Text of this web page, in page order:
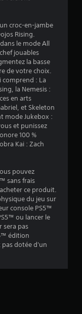
a
l
u
a
t
o
n
s
croc-en-jambe
Rising.
le mode All
jouables
la basse
de votre choix.
comprend : La
la Nemesis :
en arts
et Skeleton
mode Jukebox :
et punissez
100 %
Kai : Zach
pouvez
sans frais
ce produit.
du jeu sur
console PS5™
ou lancer le
sera pas
édition
dotée d'un